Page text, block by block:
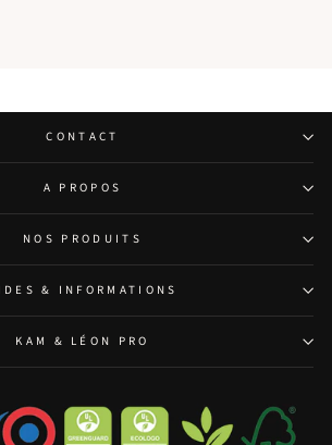
CONTACT
A PROPOS
NOS PRODUITS
& INFORMATIONS
KAM & LÉON PRO